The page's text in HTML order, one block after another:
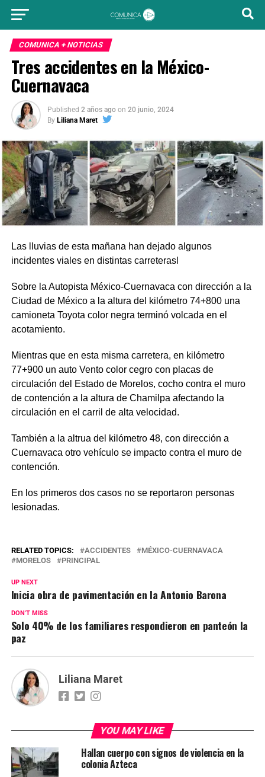
COMUNICA + NOTICIAS
Tres accidentes en la México-
Cuernavaca
Published 2 años ago on 20 junio, 2024
By Liliana Maret
Las lluvias de esta mañana han dejado algunos
incidentes viales en distintas carreterasl
Sobre la Autopista México-Cuernavaca con dirección a la
Ciudad de México a la altura del kilómetro 74+800 una
camioneta Toyota color negra terminó volcada en el
acotamiento.
Mientras que en esta misma carretera, en kilómetro
77+900 un auto Vento color cegro con placas de
circulación del Estado de Morelos, cocho contra el muro
de contención a la altura de Chamilpa afectando la
circulación en el carril de alta velocidad.
También a la altrua del kilómetro 48, con dirección a
Cuernavaca otro vehículo se impacto contra el muro de
contención.
En los primeros dos casos no se reportaron personas
lesionadas.
RELATED TOPICS: ACCIDENTES
MÉXICO-CUERNAVACA
MORELOS
PRINCIPAL
UP NEXT
Inicia obra de pavimentación en la Antonio Barona
DON'T MISS
Solo 40% de los familiares respondieron en panteón la
paz
Liliana Maret
YOU MAY LIKE
Hallan cuerpo con signos de violencia en la
colonia Azteca